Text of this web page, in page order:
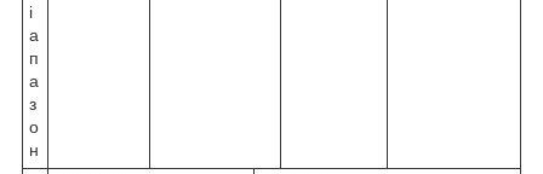
і
а
п
а
з
о
н